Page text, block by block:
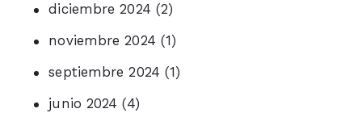
diciembre 2024 (2)
noviembre 2024 (1)
septiembre 2024 (1)
junio 2024 (4)